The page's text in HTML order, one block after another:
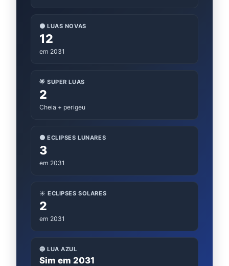
🌑 LUAS NOVAS
12
em 2031
🌟 SUPER LUAS
2
Cheia + perigeu
🌑 ECLIPSES LUNARES
3
em 2031
☀️ ECLIPSES SOLARES
2
em 2031
🔵 LUA AZUL
Sim em 2031